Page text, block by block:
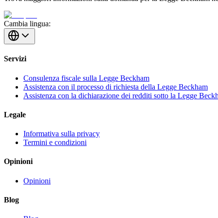
Cambia lingua:
Servizi
Consulenza fiscale sulla Legge Beckham
Assistenza con il processo di richiesta della Legge Beckham
Assistenza con la dichiarazione dei redditi sotto la Legge
Legale
Informativa sulla privacy
Termini e condizioni
Opinioni
Opinioni
Blog